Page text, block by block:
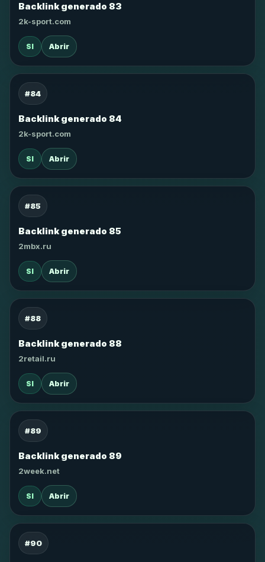
Backlink generado 83
2k-sport.com
SI Abrir
#84
Backlink generado 84
2k-sport.com
SI Abrir
#85
Backlink generado 85
2mbx.ru
SI Abrir
#88
Backlink generado 88
2retail.ru
SI Abrir
#89
Backlink generado 89
2week.net
SI Abrir
#90